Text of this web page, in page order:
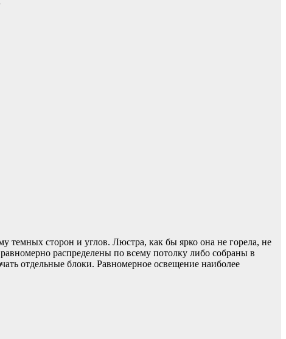
темных сторон и углов. Люстра, как бы ярко она не горела, не
распределены по всему потолку либо собраны в
отдельные блоки. Равномерное освещение наиболее